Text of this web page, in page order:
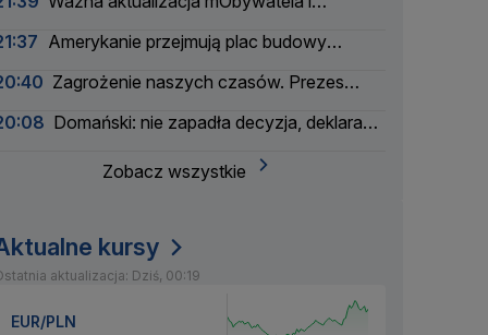
Amerykanie przejmują plac budowy
Zagrożenie naszych czasów. Prezes
Domański: nie zapadła decyzja, deklaracja
Zobacz wszystkie
kursy
aktualizacja: Dziś, 00:19
EUR/PLN